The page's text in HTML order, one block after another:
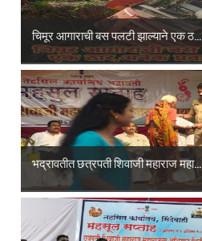
चिमूर आगाराची बस पलटी झाल्याने एक ठ...
भद्रावतीत छत्रपती शिवाजी महाराज महा...